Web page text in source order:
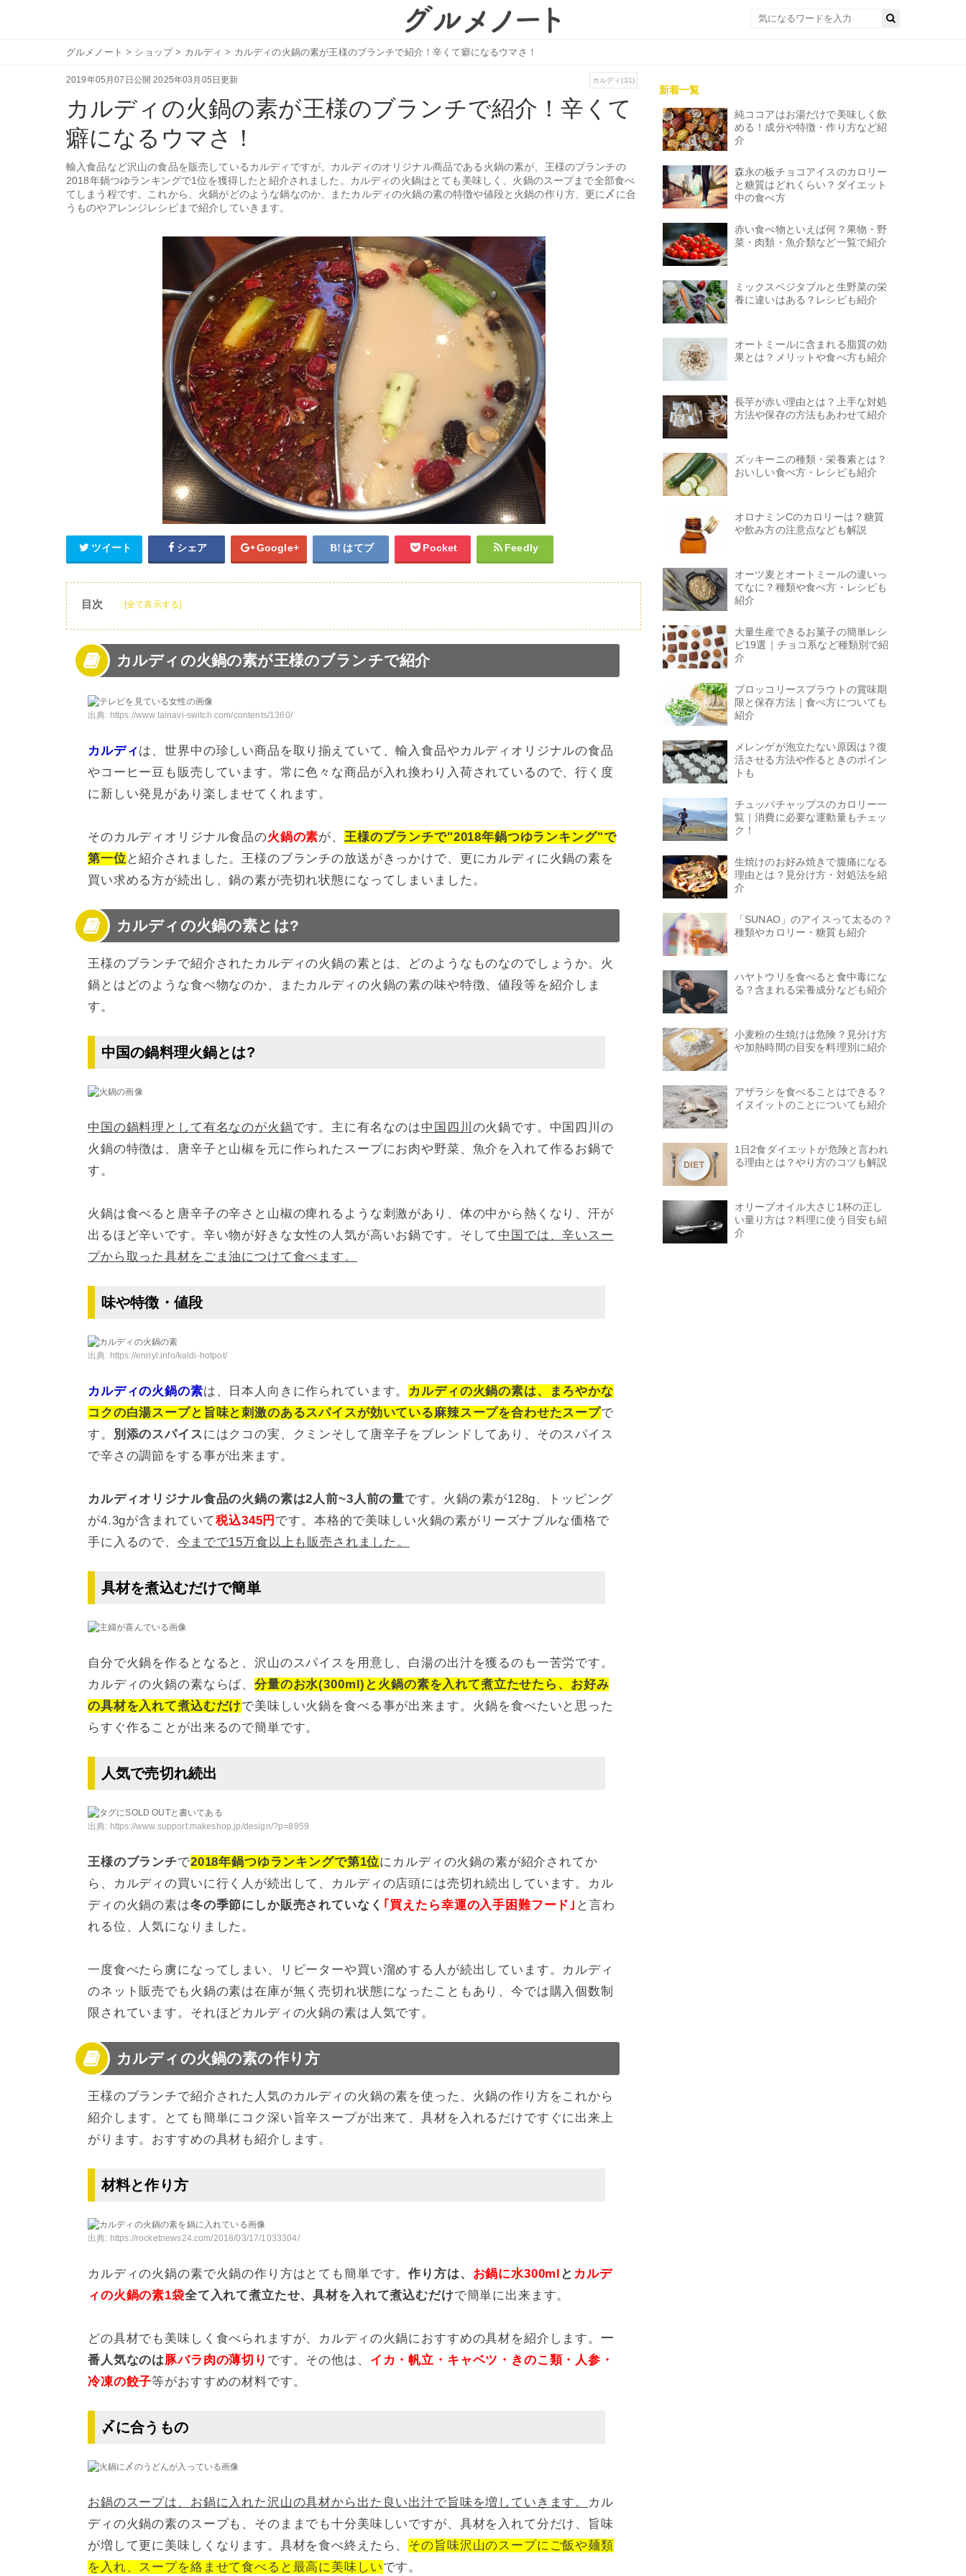
グルメノート > ショップ > カルディ > カルディの火鍋の素が王様のブランチで紹介！辛くて癖になるウマさ！
2019年05月07日公開 2025年03月05日更新 カルディ(31)
カルディの火鍋の素が王様のブランチで紹介！辛くて
癖になるウマさ！
輸入食品など沢山の食品を販売しているカルディですが、カルディのオリジナル商品である火鍋の素が、王様のブランチの
2018年鍋つゆランキングで1位を獲得したと紹介されました。カルディの火鍋はとても美味しく、火鍋のスープまで全部食べ
てしまう程です。これから、火鍋がどのような鍋なのか、またカルディの火鍋の素の特徴や値段と火鍋の作り方、更に〆に合
うものやアレンジレシピまで紹介していきます。
ツイート シェア Google+ はてブ Pocket Feedly
目次 [全て表示する]
3 カルディの火鍋の素の作り方
4 カルディの火鍋の素のアレンジレシピ
5 カルディの火鍋は辛くて癖になる
カルディの火鍋の素が王様のブランチで紹介
出典: https://www.tainavi-switch.com/contents/1360/
カルディは、世界中の珍しい商品を取り揃えていて、輸入食品やカルディオリジナルの食品
やコーヒー豆も販売しています。常に色々な商品が入れ換わり入荷されているので、行く度
に新しい発見があり楽しませてくれます。
そのカルディオリジナル食品の火鍋の素が、王様のブランチで"2018年鍋つゆランキング"で
第一位 と紹介されました。王様のブランチの放送がきっかけで、更にカルディに火鍋の素を
買い求める方が続出し、鍋の素が売切れ状態になってしまいました。
カルディの火鍋の素とは?
王様のブランチで紹介されたカルディの火鍋の素とは、どのようなものなのでしょうか。火
鍋とはどのような食べ物なのか、またカルディの火鍋の素の味や特徴、値段等を紹介しま
す。
中国の鍋料理火鍋とは?
中国の鍋料理として有名なのが火鍋です。主に有名なのは中国四川 の火鍋です。中国四川の
火鍋の特徴は、唐辛子と山椒を元に作られたスープにお肉や野菜、魚介を入れて作るお鍋で
す。
火鍋は食べると唐辛子の辛さと山椒の痺れるような刺激があり、体の中から熱くなり、汗が
出るほど辛いです。辛い物が好きな女性の人気が高いお鍋です。そして 中国では、辛いスー
プから取った具材をごま油につけて食べます。
味や特徴・値段
出典: https://enriyl.info/kaldi-hotpot/
カルディの火鍋の素は、日本人向きに作られています。 カルディの火鍋の素は、まろやかな
コクの白湯スープと旨味と刺激のあるスパイスが効いている麻辣スープを合わせたスープで
す。
別添のスパイスにはクコの実、クミンそして唐辛子をブレンドしてあり、そのスパイス
で辛さの調節をする事が出来ます。
カルディオリジナル食品の火鍋の素は2人前~3人前の量です。火鍋の素が128g、トッピング
が4.3gが含まれていて税込345円 です。本格的で美味しい火鍋の素がリーズナブルな価格で
手に入るので、 今までで15万食以上も販売されました。
具材を煮込むだけで簡単
自分で火鍋を作るとなると、沢山のスパイスを用意し、白湯の出汁を獲るのも一苦労です。
カルディの火鍋の素ならば、分量のお水(300ml)と火鍋の素を入れて煮立たせたら、お好み
の具材を入れて煮込むだけで美味しい火鍋を食べる事が出来ます。火鍋を食べたいと思った
らすぐ作ることが出来るので簡単です。
人気で売切れ続出
出典: https://www.support.makeshop.jp/design/?p=8959
王様のブランチで2018年鍋つゆランキングで第1位にカルディの火鍋の素が紹介されてか
ら、カルディの買いに行く人が続出して、カルディの店頭には売切れ続出しています。カル
ディの火鍋の素は冬の季節にしか販売されていなく ｢買えたら幸運の入手困難フード｣ と言わ
れる位、人気になりました。
一度食べたら虜になってしまい、リピーターや買い溜めする人が続出しています。カルディ
のネット販売でも火鍋の素は在庫が無く売切れ状態になったこともあり、今では購入個数制
限されています。それほどカルディの火鍋の素は人気です。
カルディの火鍋の素の作り方
王様のブランチで紹介された人気のカルディの火鍋の素を使った、火鍋の作り方をこれから
紹介します。とても簡単にコク深い旨辛スープが出来て、具材を入れるだけですぐに出来上
がります。おすすめの具材も紹介します。
材料と作り方
出典: https://rocketnews24.com/2018/03/17/1033304/
カルディの火鍋の素で火鍋の作り方はとても簡単です。作り方は、 お鍋に水300ml と カルデ
ィの火鍋の素1袋全て入れて煮立たせ、具材を入れて煮込むだけで簡単に出来ます。
どの具材でも美味しく食べられますが、カルディの火鍋におすすめの具材を紹介します。 一
番人気なのは豚バラ肉の薄切り です。その他は、 イカ・帆立・キャベツ・きのこ類・人参・
冷凍の餃子等がおすすめの材料です。
〆に合うもの
お鍋のスープは、お鍋に入れた沢山の具材から出た良い出汁で旨味を増していきます。 カル
ディの火鍋の素のスープも、そのままでも十分美味しいですが、具材を入れて分だけ、旨味
が増して更に美味しくなります。具材を食べ終えたら、 その旨味沢山のスープにご飯や麺類
を入れ、スープを絡ませて食べると最高に美味しいです。
新着一覧
純ココアはお湯だけで美味しく飲
める！成分や特徴・作り方など紹
介
森永の板チョコアイスのカロリー
と糖質はどれくらい？ダイエット
中の食べ方
赤い食べ物といえば何？果物・野
菜・肉類・魚介類など一覧で紹介
ミックスベジタブルと生野菜の栄
養に違いはある？レシピも紹介
オートミールに含まれる脂質の効
果とは？メリットや食べ方も紹介
長芋が赤い理由とは？上手な対処
方法や保存の方法もあわせて紹介
ズッキーニの種類・栄養素とは？
おいしい食べ方・レシピも紹介
オロナミンCのカロリーは？糖質
や飲み方の注意点なども解説
オーツ麦とオートミールの違いっ
てなに？種類や食べ方・レシピも
紹介
大量生産できるお菓子の簡単レシ
ピ19選｜チョコ系など種類別で紹
介
ブロッコリースプラウトの賞味期
限と保存方法｜食べ方についても
紹介
メレンゲが泡立たない原因は？復
活させる方法や作るときのポイン
トも
チュッパチャップスのカロリー一
覧｜消費に必要な運動量もチェッ
ク！
生焼けのお好み焼きで腹痛になる
理由とは？見分け方・対処法を紹
介
「SUNAO」のアイスって太るの？
種類やカロリー・糖質も紹介
ハヤトウリを食べると食中毒にな
る？含まれる栄養成分なども紹介
小麦粉の生焼けは危険？見分け方
や加熱時間の目安を料理別に紹介
アザラシを食べることはできる？
イヌイットのことについても紹介
1日2食ダイエットが危険と言われ
る理由とは？やり方のコツも解説
オリーブオイル大さじ1杯の正し
い量り方は？料理に使う目安も紹
介